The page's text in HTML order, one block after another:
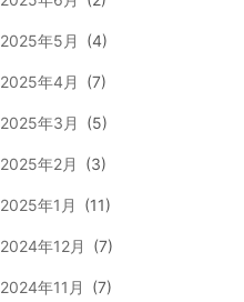
2025年5月 (4)
2025年4月 (7)
2025年3月 (5)
2025年2月 (3)
2025年1月 (11)
2024年12月 (7)
2024年11月 (7)